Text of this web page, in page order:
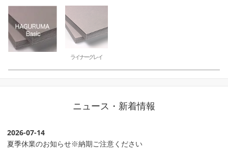
ライナーグレイ
ニュース・新着情報
2026-07-14
夏季休業のお知らせ※納期ご注意ください